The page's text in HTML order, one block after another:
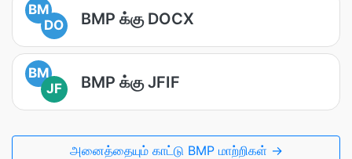
BM
DO
BMP க்கு DOCX
BM
JF
BMP க்கு JFIF
அனைத்தையும் காட்டு BMP மாற்றிகள் →